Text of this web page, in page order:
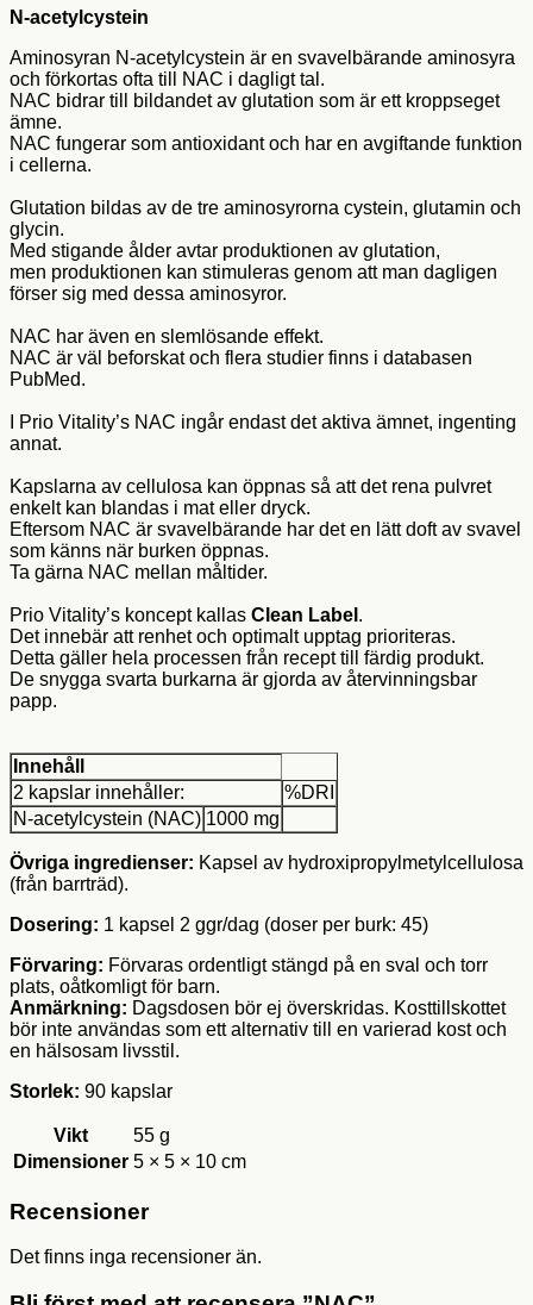
N-acetylcystein
Aminosyran N-acetylcystein är en svavelbärande aminosyra
och förkortas ofta till NAC i dagligt tal.
NAC bidrar till bildandet av glutation som är ett kroppseget
ämne.
NAC fungerar som antioxidant och har en avgiftande funktion
i cellerna.
Glutation bildas av de tre aminosyrorna cystein, glutamin och
glycin.
Med stigande ålder avtar produktionen av glutation,
men produktionen kan stimuleras genom att man dagligen
förser sig med dessa aminosyror.
NAC har även en slemlösande effekt.
NAC är väl beforskat och flera studier finns i databasen
PubMed.
I Prio Vitality’s NAC ingår endast det aktiva ämnet, ingenting
annat.
Kapslarna av cellulosa kan öppnas så att det rena pulvret
enkelt kan blandas i mat eller dryck.
Eftersom NAC är svavelbärande har det en lätt doft av svavel
som känns när burken öppnas.
Ta gärna NAC mellan måltider.
Prio Vitality’s koncept kallas Clean Label .
Det innebär att renhet och optimalt upptag prioriteras.
Detta gäller hela processen från recept till färdig produkt.
De snygga svarta burkarna är gjorda av återvinningsbar
papp.
Innehåll
2 kapslar innehåller:
%DRI
N-acetylcystein (NAC) 1000 mg
Övriga ingredienser: Kapsel av hydroxipropylmetylcellulosa
(från barrträd).
Dosering: 1 kapsel 2 ggr/dag (doser per burk: 45)
Förvaring: Förvaras ordentligt stängd på en sval och torr
plats, oåtkomligt för barn.
Anmärkning: Dagsdosen bör ej överskridas. Kosttillskottet
bör inte användas som ett alternativ till en varierad kost och
en hälsosam livsstil.
Storlek: 90 kapslar
Vikt
55 g
Dimensioner 5 × 5 × 10 cm
Recensioner
Det finns inga recensioner än.